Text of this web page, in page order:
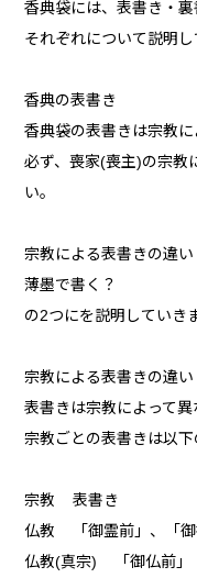
香典袋には、表書き・裏
それぞれについて説明し
香典の表書き
香典袋の表書きは宗教に
必ず、喪家(喪主)の宗教
い。
宗教による表書きの違い
薄墨で書く？
の2つにを説明していき
宗教による表書きの違い
表書きは宗教によって異
宗教ごとの表書きは以下
宗教 表書き
仏教 「御霊前」、「御
仏教(真宗) 「御仏前」